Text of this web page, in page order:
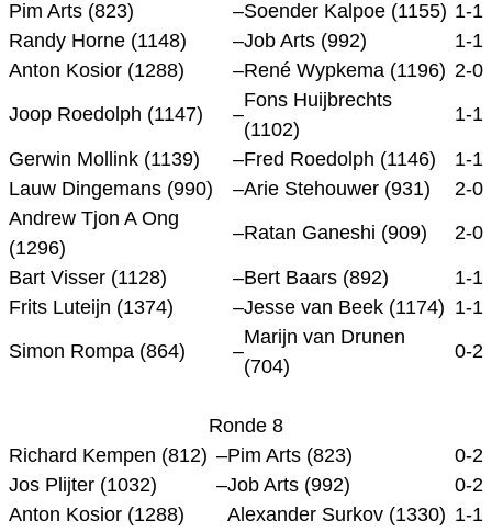
Pim Arts (823) –Soender Kalpoe (1155) 1-1
Randy Horne (1148)
–Job Arts (992)
1-1
Anton Kosior (1288)
–René Wypkema (1196) 2-0
Joop Roedolph (1147)
–
Fons Huijbrechts
(1102)
1-1
Gerwin Mollink (1139) –Fred Roedolph (1146)
1-1
Lauw Dingemans (990)
–Arie Stehouwer (931)
2-0
Andrew Tjon A Ong
(1296)
–Ratan Ganeshi (909) 2-0
Bart Visser (1128) –Bert Baars (892)
1-1
Frits Luteijn (1374)
–Jesse van Beek (1174) 1-1
Simon Rompa (864)
–
Marijn van Drunen
(704)
0-2
Ronde 8
Richard Kempen (812) –Pim Arts (823)
0-2
Jos Plijter (1032)
–Job Arts (992)
0-2
Anton Kosior (1288)
Alexander Surkov (1330) 1-1